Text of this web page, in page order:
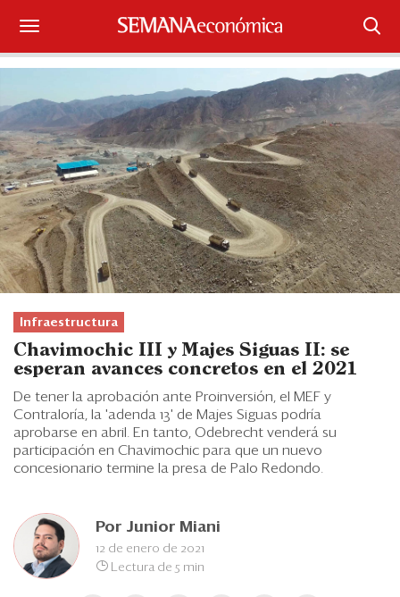
Suscríbase
Iniciar sesión
Portada
¿Qué está pasando?
Sectores y Empresas
Management
Economía y Finanzas
Legal y Política
Eventos
Blogs
Edición Impresa
Infraestructura
Chavimochic III y Majes Siguas II: se
esperan avances concretos en el 2021
De tener la aprobación ante Proinversión, el MEF y
Contraloría, la 'adenda 13' de Majes Siguas podría
aprobarse en abril. En tanto, Odebrecht venderá su
participación en Chavimochic para que un nuevo
concesionario termine la presa de Palo Redondo.
Por Junior Miani
12 de enero de 2021
Lectura de 5 min